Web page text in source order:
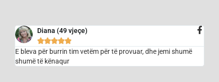
Diana (49 vjeçe)

E bleva për burrin tim vetëm për të provuar, dhe jemi shumë
shumë të kënaqur